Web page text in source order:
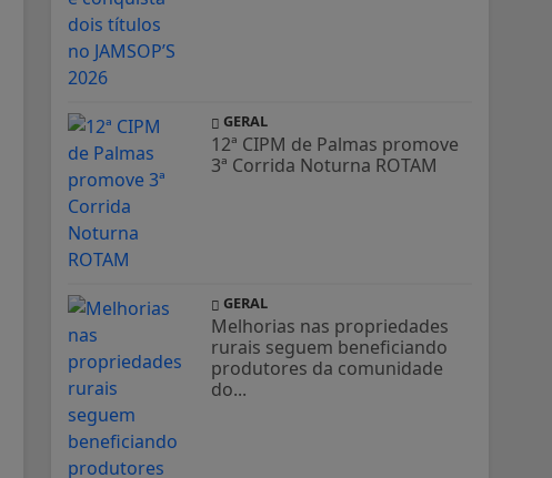
GERAL
12ª CIPM de Palmas promove
3ª Corrida Noturna ROTAM
GERAL
Melhorias nas propriedades
rurais seguem beneficiando
produtores da comunidade
do...